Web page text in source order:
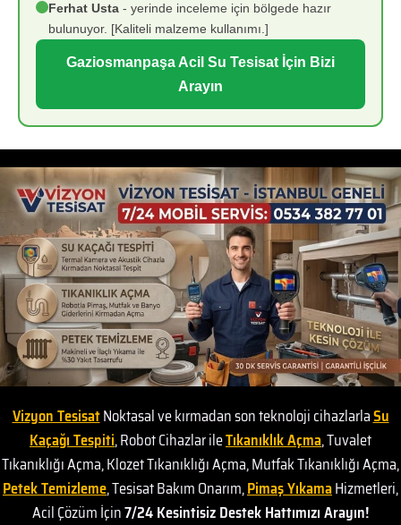
Ferhat Usta - yerinde inceleme için bölgede hazır
bulunuyor. [Kaliteli malzeme kullanımı.]
Gaziosmanpaşa Acil Su Tesisat İçin Bizi
Arayın
Vizyon TesisatNoktasal ve kırmadan son teknoloji cihazlarlaSu
Kaçağı Tespiti, Robot Cihazlar ileTıkanıklık Açma, Tuvalet
Tıkanıklığı Açma, Klozet Tıkanıklığı Açma, Mutfak Tıkanıklığı Açma,
Petek Temizleme, Tesisat Bakım Onarım,Pimaş YıkamaHizmetleri,
Acil Çözüm İçin7/24 Kesintisiz Destek Hattımızı Arayın!